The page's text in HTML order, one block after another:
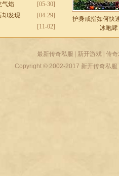
[05-30]
气焰
[04-29]
却发现
[11-02]
护身戒指如何快
冰咆哮
最新传奇私服 新开游戏 传
Copyright © 2002-2017 新开传奇私服